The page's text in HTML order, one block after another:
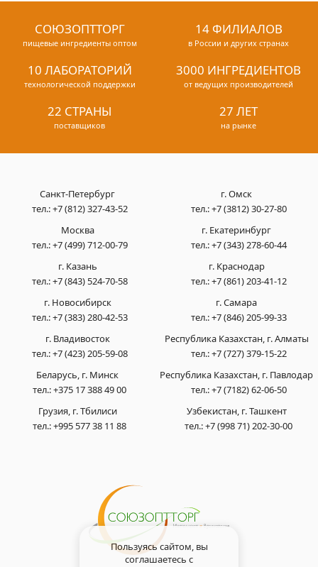
СОЮЗОПТТОРГ
пищевые ингредиенты оптом
14 ФИЛИАЛОВ
в России и других странах
10 ЛАБОРАТОРИЙ
технологической поддержки
3000 ИНГРЕДИЕНТОВ
от ведущих производителей
22 СТРАНЫ
поставщиков
27 ЛЕТ
на рынке
Санкт-Петербург
тел.:+7 (812) 327-43-52
Москва
тел.:+7 (499) 712-00-79
г. Казань
тел.:+7 (843) 524-70-58
г. Новосибирск
тел.:+7 (383) 280-42-53
г. Омск
тел.:+7 (3812) 30-27-80
г. Екатеринбург
тел.:+7 (343) 278-60-44
г. Краснодар
тел.:+7 (861) 203-41-12
г. Самара
тел.:+7 (846) 205-99-33
г. Владивосток
тел.:+7 (423) 205-59-08
Беларусь, г. Минск
тел.:+375 17 388 49 00
Грузия, г. Тбилиси
тел.:+995 577 38 11 88
Республика Казахстан, г. Алматы
тел.:+7 (727) 379-15-22
Республика Казахстан, г. Павлодар
тел.:+7 (7182) 62-06-50
Узбекистан, г. Ташкент
тел.:+7 (998 71) 202-30-00
Пользуясь сайтом, вы
соглашаетесь с